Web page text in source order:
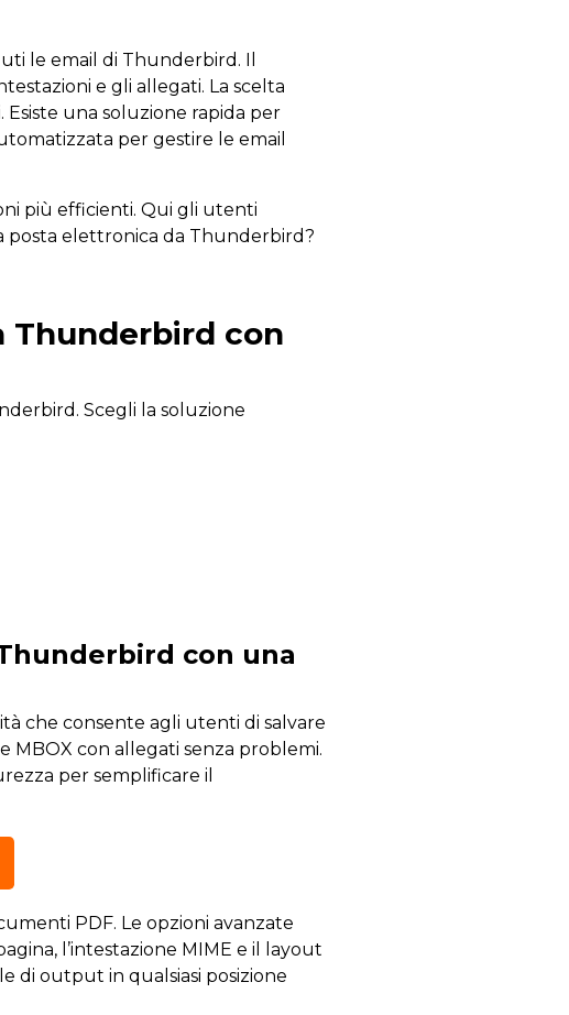
le email di Thunderbird. Il
e gli allegati. La scelta
una soluzione rapida per
per gestire le email
più efficienti. Qui gli utenti
posta elettronica da Thunderbird?
Thunderbird con
Scegli la soluzione
con una
che consente agli utenti di salvare
con allegati senza problemi.
per semplificare il
PDF. Le opzioni avanzate
l’intestazione MIME e il layout
di output in qualsiasi posizione